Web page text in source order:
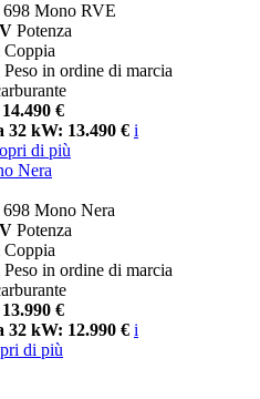
Mono RVE
Potenza
Coppia
Peso in ordine di marcia
€
32 kW: 13.490 € i
di più
Nera
Mono Nera
Potenza
Coppia
Peso in ordine di marcia
€
32 kW: 12.990 € i
di più